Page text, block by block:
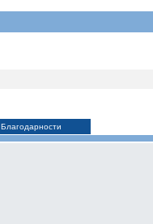
Благодарности